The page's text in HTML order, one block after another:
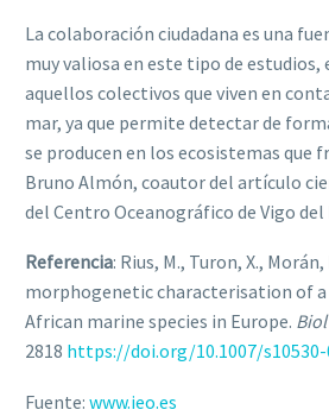
La colaboración ciudadana es una
muy valiosa en este tipo de estudios,
aquellos colectivos que viven en
mar, ya que permite detectar de
se producen en los ecosistemas que
Bruno Almón, coautor del artículo
del Centro Oceanográfico de Vigo del
Referencia: Rius, M., Turon, X., Morán,
morphogenetic characterisation of
African marine species in Europe.
2818 https://doi.org/10.1007/s10530-
Fuente: www.ieo.es